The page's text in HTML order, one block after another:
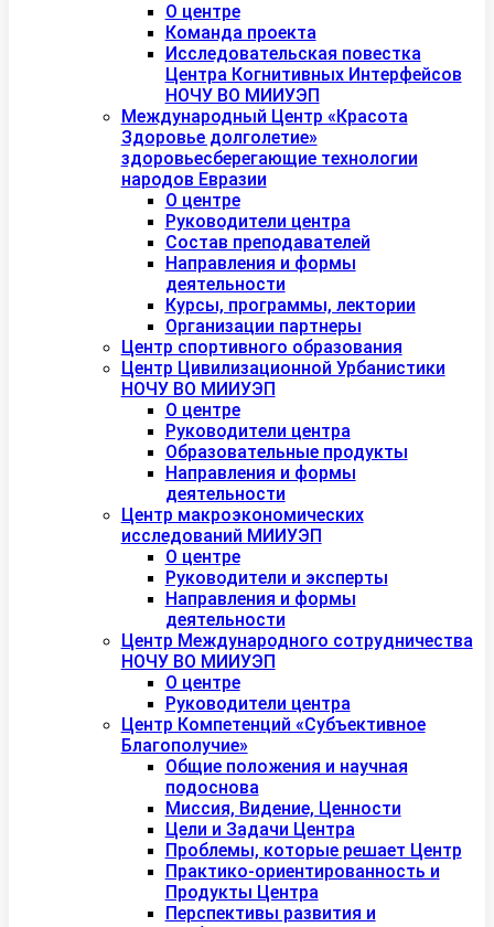
О центре
Команда проекта
Исследовательская повестка
Центра Когнитивных Интерфейсов
НОЧУ ВО МИИУЭП
Международный Центр «Красота
Здоровье долголетие»
здоровьесберегающие технологии
народов Евразии
О центре
Руководители центра
Состав преподавателей
Направления и формы
деятельности
Курсы, программы, лектории
Организации партнеры
Центр спортивного образования
Центр Цивилизационной Урбанистики
НОЧУ ВО МИИУЭП
О центре
Руководители центра
Образовательные продукты
Направления и формы
деятельности
Центр макроэкономических
исследований МИИУЭП
О центре
Руководители и эксперты
Направления и формы
деятельности
Центр Международного сотрудничества
НОЧУ ВО МИИУЭП
О центре
Руководители центра
Центр Компетенций «Субъективное
Благополучие»
Общие положения и научная
подоснова
Миссия, Видение, Ценности
Цели и Задачи Центра
Проблемы, которые решает Центр
Практико-ориентированность и
Продукты Центра
Перспективы развития и